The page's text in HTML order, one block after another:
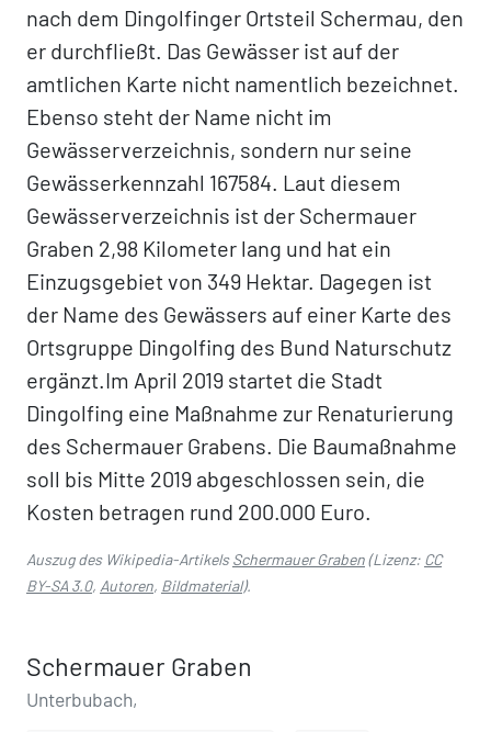
nach dem Dingolfinger Ortsteil Schermau, den
er durchfließt. Das Gewässer ist auf der
amtlichen Karte nicht namentlich bezeichnet.
Ebenso steht der Name nicht im
Gewässerverzeichnis, sondern nur seine
Gewässerkennzahl 167584. Laut diesem
Gewässerverzeichnis ist der Schermauer
Graben 2,98 Kilometer lang und hat ein
Einzugsgebiet von 349 Hektar. Dagegen ist
der Name des Gewässers auf einer Karte des
Ortsgruppe Dingolfing des Bund Naturschutz
ergänzt.Im April 2019 startet die Stadt
Dingolfing eine Maßnahme zur Renaturierung
des Schermauer Grabens. Die Baumaßnahme
soll bis Mitte 2019 abgeschlossen sein, die
Kosten betragen rund 200.000 Euro.
Auszug des Wikipedia-ArtikelsSchermauer Graben(Lizenz: CC
BY-SA 3.0, Autoren, Bildmaterial).
Schermauer Graben
Unterbubach,